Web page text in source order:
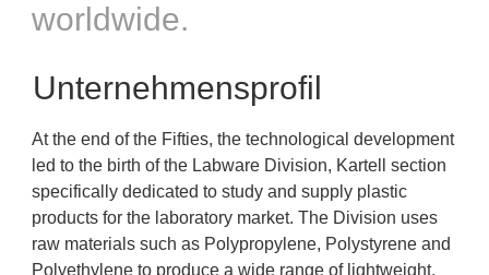
worldwide.
Unternehmensprofil
At the end of the Fifties, the technological development
led to the birth of the Labware Division, Kartell section
specifically dedicated to study and supply plastic
products for the laboratory market. The Division uses
raw materials such as Polypropylene, Polystyrene and
Polyethylene to produce a wide range of lightweight,